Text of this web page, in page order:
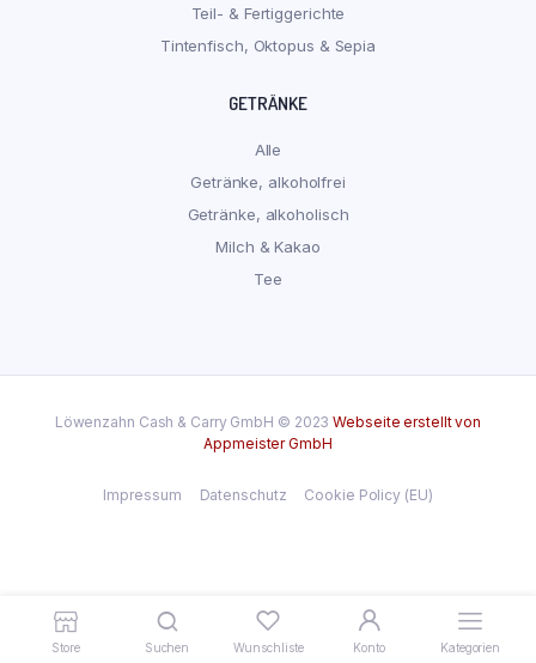
Store Suchen Wunschliste Konto Kategorien
Teil- & Fertiggerichte
Tintenfisch, Oktopus & Sepia
GETRÄNKE
Alle
Getränke, alkoholfrei
Getränke, alkoholisch
Milch & Kakao
Tee
Löwenzahn Cash & Carry GmbH © 2023Webseite erstellt von
Appmeister GmbH
Impressum Datenschutz Cookie Policy (EU)